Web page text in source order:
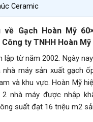
Ceramic
về Gạch Hoàn Mỹ
ty TNHH Hoàn Mỹ
lập từ năm 2002. Ngày
nhà máy sản xuất gạch
và khu vực. Hoàn Mỹ
nhà máy được nhập
suất đạt 16 triệu m2